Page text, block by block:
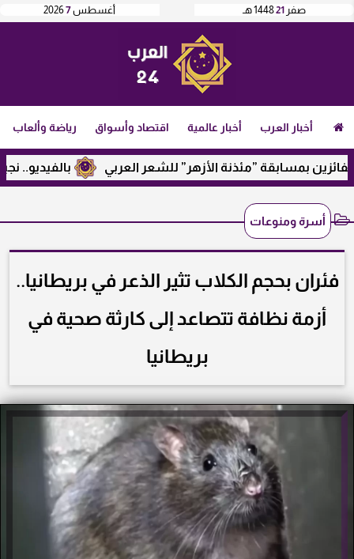
أغسطس7
2026 صفر 211448 هـ
أخبار العرب أخبار عالمية اقتصاد وأسواق رياضة وألعاب
بالفيديو.. نجيب بمسابقة ”مئذنة الأزهر” للشعر العربي
أسرة ومنوعات
فئران بحجم الكلاب تثير الذعر في بريطانيا..
أزمة نظافة تتصاعد إلى كارثة صحية في
بريطانيا